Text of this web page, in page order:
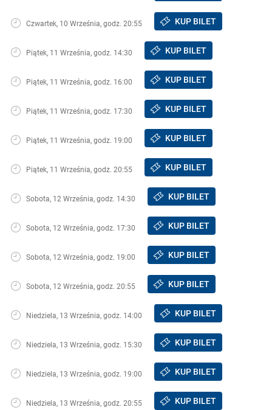
Czwartek, 10 Września, godz. 20:55 KUP BILET
Piątek, 11 Września, godz. 14:30 KUP BILET
Piątek, 11 Września, godz. 16:00 KUP BILET
Piątek, 11 Września, godz. 17:30 KUP BILET
Piątek, 11 Września, godz. 19:00 KUP BILET
Piątek, 11 Września, godz. 20:55 KUP BILET
Sobota, 12 Września, godz. 14:30 KUP BILET
Sobota, 12 Września, godz. 17:30 KUP BILET
Sobota, 12 Września, godz. 19:00 KUP BILET
Sobota, 12 Września, godz. 20:55 KUP BILET
Niedziela, 13 Września, godz. 14:00 KUP BILET
Niedziela, 13 Września, godz. 15:30 KUP BILET
Niedziela, 13 Września, godz. 19:00 KUP BILET
Niedziela, 13 Września, godz. 20:55 KUP BILET